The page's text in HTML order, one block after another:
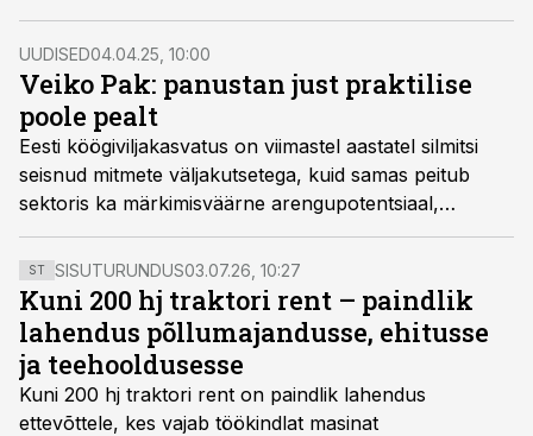
suurima toidutootmisega seotud ettevõtte Maag Food
juhatuse liige Priit Dreimann.
UUDISED04.04.25, 10:00
Veiko Pak: panustan just praktilise
poole pealt
​Eesti köögiviljakasvatus on viimastel aastatel silmitsi
seisnud mitmete väljakutsetega, kuid samas peitub
sektoris ka märkimisväärne arengupotentsiaal,
rõhutas Kadarbiku Köögivili OÜ tegevjuht Veiko Pak,
olles üks ettevõtjatest, kes hakkab nõu andma
vastsele regionaal- ja põllumajandusminister Hendrik
Johannes Terrasele.
ST SISUTURUNDUS03.07.26, 10:27
Kuni 200 hj traktori rent – paindlik
lahendus põllumajandusse, ehitusse
ja teehooldusesse
Kuni 200 hj traktori rent on paindlik lahendus
ettevõttele, kes vajab töökindlat masinat